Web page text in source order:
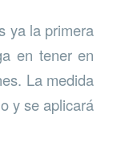
ya la primera
en tener en
La medida
y se aplicará